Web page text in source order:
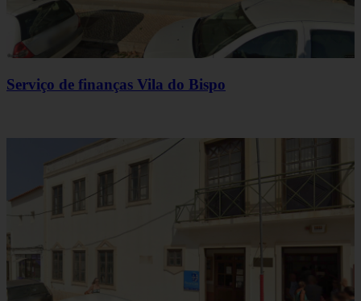
Serviço de finanças Vila do Bispo